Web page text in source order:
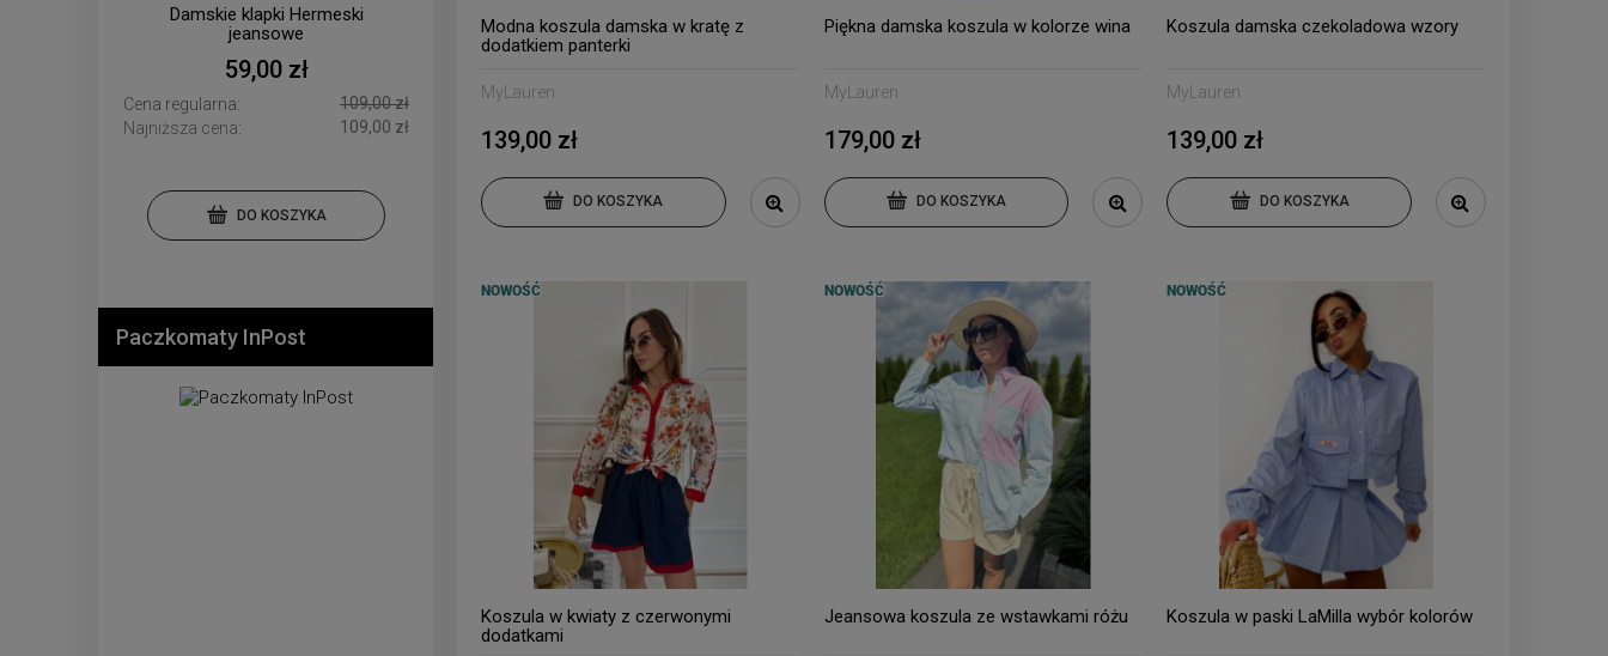
Damskie klapki Hermeski
jeansowe
59,00 zł
Cena regularna:
109,00 zł
Najniższa cena:
109,00 zł
DO KOSZYKA
Paczkomaty InPost
Modna koszula damska w kratę z
dodatkiem panterki
MyLauren
139,00 zł
DO KOSZYKA
Piękna damska koszula w kolorze wina
MyLauren
179,00 zł
DO KOSZYKA
Koszula damska czekoladowa wzory
MyLauren
139,00 zł
DO KOSZYKA
Koszula w kwiaty z czerwonymi
dodatkami
NOWOŚĆ
Jeansowa koszula ze wstawkami różu
NOWOŚĆ
Koszula w paski LaMilla wybór kolorów
NOWOŚĆ